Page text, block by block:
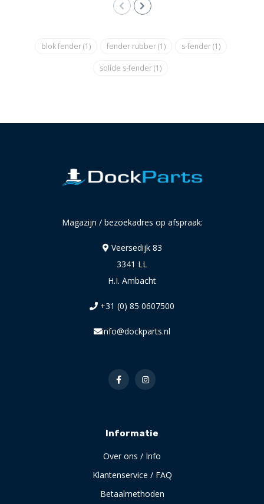
blok fender(1) fender rubber(1) s-fender(1)
solide s-fender(1)
Magazijn / bezoekadres op afspraak:
Veersedijk 83
3341 LL
H.I. Ambacht
+31 (0) 85 0607500
info@dockparts.nl
Informatie
Over ons / Info
Klantenservice / FAQ
Betaalmethoden